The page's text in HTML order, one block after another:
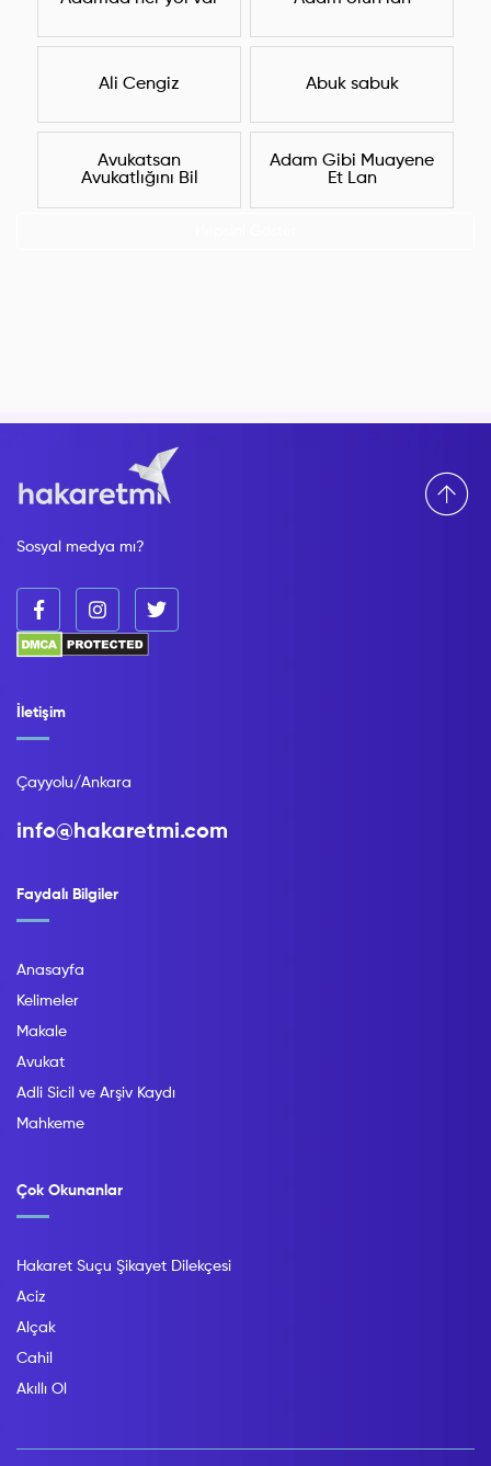
Ali Cengiz Abuk sabuk
Avukatsan
Avukatlığını Bil
Adam Gibi Muayene
Et Lan
Sosyal medya mı?
Faydalı Bilgiler
Anasayfa
Kelimeler
Makale
Avukat
Adli Sicil ve Arşiv Kaydı
Mahkeme
Çok Okunanlar
Hakaret Suçu Şikayet Dilekçesi
Aciz
Alçak
Cahil
Akıllı Ol
İletişim
Çayyolu/Ankara
info@hakaretmi.com